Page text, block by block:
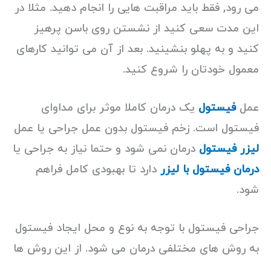
می رود, فقط باید مراقبت هایی را انجام دهید. مثلا در
این مدت سعی کنید از نشستن روی باسن پرهیز
کنید و به پهلو بنشینید. بعد از آن می توانید کارهای
معمول خودتان را شروع کنید.
عملفیستول یک درمان کاملا موثر برای مداوای
فیستول است. زخم فیستول بدون عمل جراحی یا عمل
لیزر فیستول درمان نمی شود و حتما نیاز به جراحی یا
درمان فیستول با لیزر دارد تا بهبودی کامل فراهم
شود.
جراحی فیستول با توجه به نوع و محل ایجاد فیستول
به روش های مختلفی درمان می شود. از این روش ها